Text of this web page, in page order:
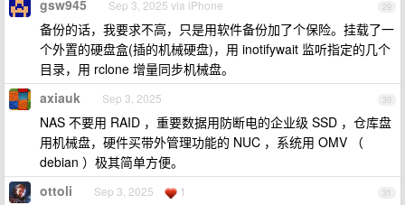
29
gsw945 Sep 3, 2025 via iPhone
备份的话，我要求不高，只是用软件备份加了个保险。挂载了一
个外置的硬盘盒(插的机械硬盘)，用 inotifywait 监听指定的几个
目录，用 rclone 增量同步机械盘。
30
axiauk Sep 3, 2025
NAS 不要用 RAID ，重要数据用防断电的企业级 SSD ，仓库盘
用机械盘，硬件买带外管理功能的 NUC ，系统用 OMV （
debian ）极其简单方便。
31
ottoli Sep 3, 2025 1